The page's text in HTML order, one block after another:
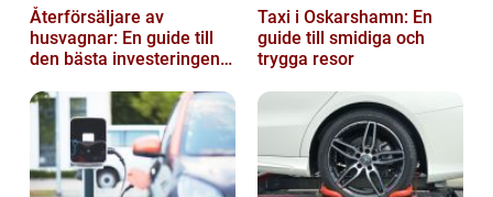
Återförsäljare av
husvagnar: En guide till
den bästa investeringen
Taxi i Oskarshamn: En
guide till smidiga och
trygga resor